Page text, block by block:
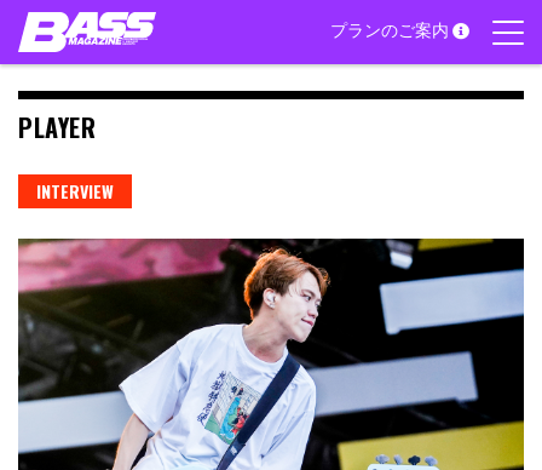
Skip
content
プランのご案内
PLAYER
INTERVIEW